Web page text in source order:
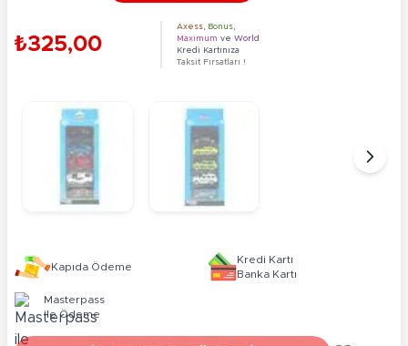
₺325,00
Axess Bonus
Maximum ve World
Kredi Kartınıza
Taksit Fırsatları !
Kapıda Ödeme
Kredi Kartı
Banka Kartı
Masterpass
ile Ödeme